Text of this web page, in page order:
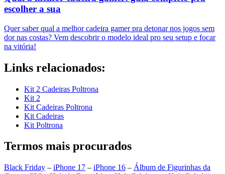
escolher a sua
Quer saber qual a melhor cadeira gamer pra detonar nos jogos sem
dor nas costas? Vem descobrir o modelo ideal pro seu setup e focar
na vitória!
Links relacionados:
Kit 2 Cadeiras Poltrona
Kit 2
Kit Cadeiras Poltrona
Kit Cadeiras
Kit Poltrona
Termos mais procurados
Black Friday – iPhone 17 – iPhone 16 – Álbum de Figurinhas da